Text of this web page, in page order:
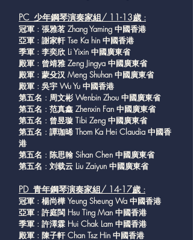
PC 少年鋼琴演奏家組/ 11-13歲 :
冠軍 : 張雅茗 Zhang Yaming 中國香港
亞軍 : 謝家軒 Tse Ka hin 中國香港
季軍 : 李奕欣 Li Yixin 中國廣東省
殿軍 : 曾靖雅 Zeng Jingya 中國廣東省
殿軍 : 蒙殳汉 Meng Shuhan 中國廣東省
殿軍 : 吳宇 Wu Yu 中國香港
第五名 : 周文彬 Wenbin Zhou 中國廣東省
第五名 : 范真鑫 Zhenxin Fan 中國廣東省
第五名 : 曾昱璇 Tibi Zeng 中國廣東省
第五名 : 譚珈晞 Thom Ka Hei Claudia 中國香
港
第五名 : 陈思翰 Sihan Chen 中國廣東省
第五名 : 刘载云 Liu Zaiyun 中國廣東省
PD 青年鋼琴演奏家組/ 14-17歲 :
冠軍 : 楊尚樺 Yeung Sheung Wa 中國香港
亞軍 : 許庭閩 Hsu Ting Man 中國香港
季軍 : 許澤霖 Hui Chak Lam 中國香港
殿軍 : 陳子軒 Chan Tsz Hin 中國香港